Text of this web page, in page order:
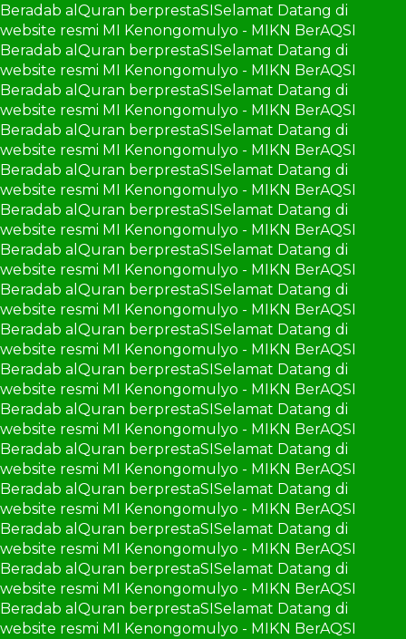
Beradab alQuran berprestaSISelamat Datang di
website resmi MI Kenongomulyo - MIKN BerAQSI
Beradab alQuran berprestaSISelamat Datang di
website resmi MI Kenongomulyo - MIKN BerAQSI
Beradab alQuran berprestaSISelamat Datang di
website resmi MI Kenongomulyo - MIKN BerAQSI
Beradab alQuran berprestaSISelamat Datang di
website resmi MI Kenongomulyo - MIKN BerAQSI
Beradab alQuran berprestaSISelamat Datang di
website resmi MI Kenongomulyo - MIKN BerAQSI
Beradab alQuran berprestaSISelamat Datang di
website resmi MI Kenongomulyo - MIKN BerAQSI
Beradab alQuran berprestaSISelamat Datang di
website resmi MI Kenongomulyo - MIKN BerAQSI
Beradab alQuran berprestaSISelamat Datang di
website resmi MI Kenongomulyo - MIKN BerAQSI
Beradab alQuran berprestaSISelamat Datang di
website resmi MI Kenongomulyo - MIKN BerAQSI
Beradab alQuran berprestaSISelamat Datang di
website resmi MI Kenongomulyo - MIKN BerAQSI
Beradab alQuran berprestaSISelamat Datang di
website resmi MI Kenongomulyo - MIKN BerAQSI
Beradab alQuran berprestaSISelamat Datang di
website resmi MI Kenongomulyo - MIKN BerAQSI
Beradab alQuran berprestaSISelamat Datang di
website resmi MI Kenongomulyo - MIKN BerAQSI
Beradab alQuran berprestaSISelamat Datang di
website resmi MI Kenongomulyo - MIKN BerAQSI
Beradab alQuran berprestaSISelamat Datang di
website resmi MI Kenongomulyo - MIKN BerAQSI
Beradab alQuran berprestaSISelamat Datang di
website resmi MI Kenongomulyo - MIKN BerAQSI